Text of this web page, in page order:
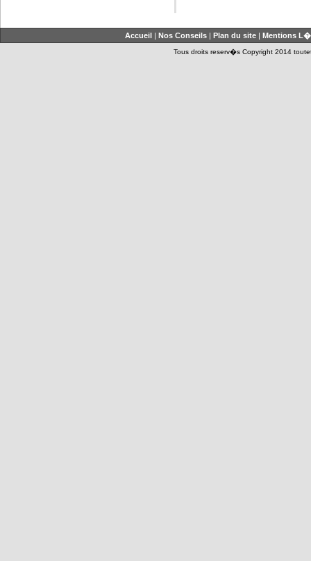
Accueil| Nos Conseils| Plan du site| Mentions
Tous droits reserv�s Copyright 2014